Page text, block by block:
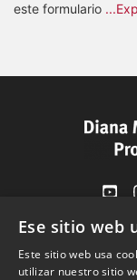
este formulario
Ese sitio web
Este sitio web usa
utilizar nuestro sitio